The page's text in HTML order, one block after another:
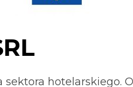
hotelarskiego.